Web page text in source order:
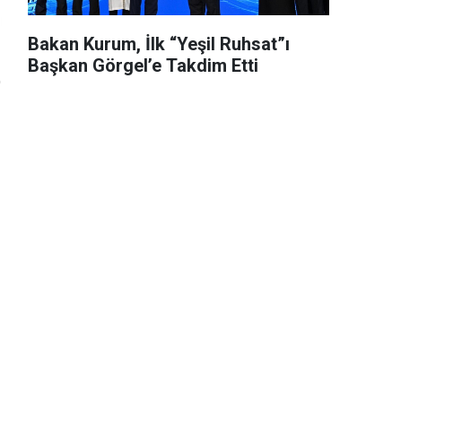
Bakan Kurum, İlk “Yeşil Ruhsat”ı
Başkan Görgel’e Takdim Etti